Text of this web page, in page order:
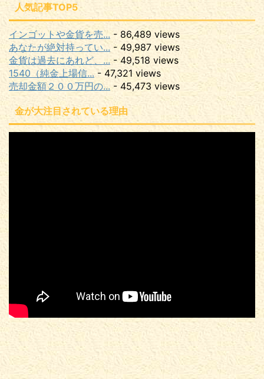
人気記事TOP5
インゴットや金貨を売... - 86,489 views
あなたが絶対持ってい... - 49,987 views
金貨は過去にあれど、... - 49,518 views
1540（純金上場信... - 47,321 views
売却金額２００万円の... - 45,473 views
金が大注目されている理由